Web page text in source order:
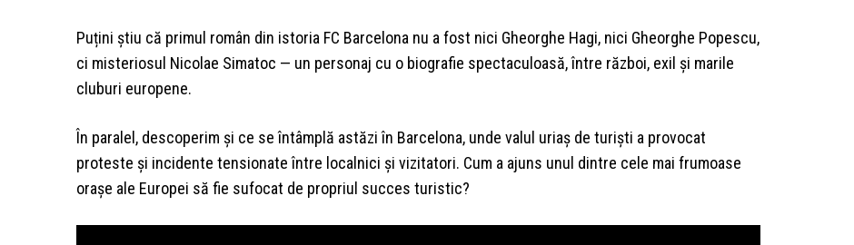
Puțini știu că primul român din istoria FC Barcelona nu a fost nici Gheorghe Hagi, nici Gheorghe Popescu,
ci misteriosul Nicolae Simatoc — un personaj cu o biografie spectaculoasă, între război, exil și marile
cluburi europene.
În paralel, descoperim și ce se întâmplă astăzi în Barcelona, unde valul uriaș de turiști a provocat
proteste și incidente tensionate între localnici și vizitatori. Cum a ajuns unul dintre cele mai frumoase
orașe ale Europei să fie sufocat de propriul succes turistic?